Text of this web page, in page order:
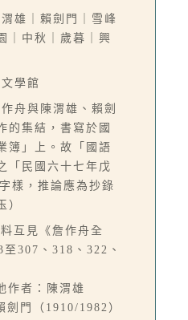
雄｜賴劍門｜雪峰
｜中秋｜歲暮｜興
學館
舟與陳渭雄、賴劍
的集結，書寫於國
簿」上。故「國語
「民國六十七年戊
樣，推論應為抄錄
）
互見《詹作舟全
307、318、322、
作者：陳渭雄
劍門（1910/1982）